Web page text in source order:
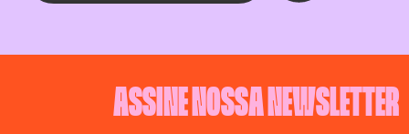
ASSINE NOSSA NEWSLETTER